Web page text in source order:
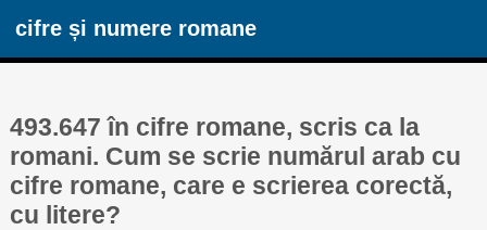
cifre și numere romane
493.647 în cifre romane, scris ca la
romani. Cum se scrie numărul arab cu
cifre romane, care e scrierea corectă,
cu litere?